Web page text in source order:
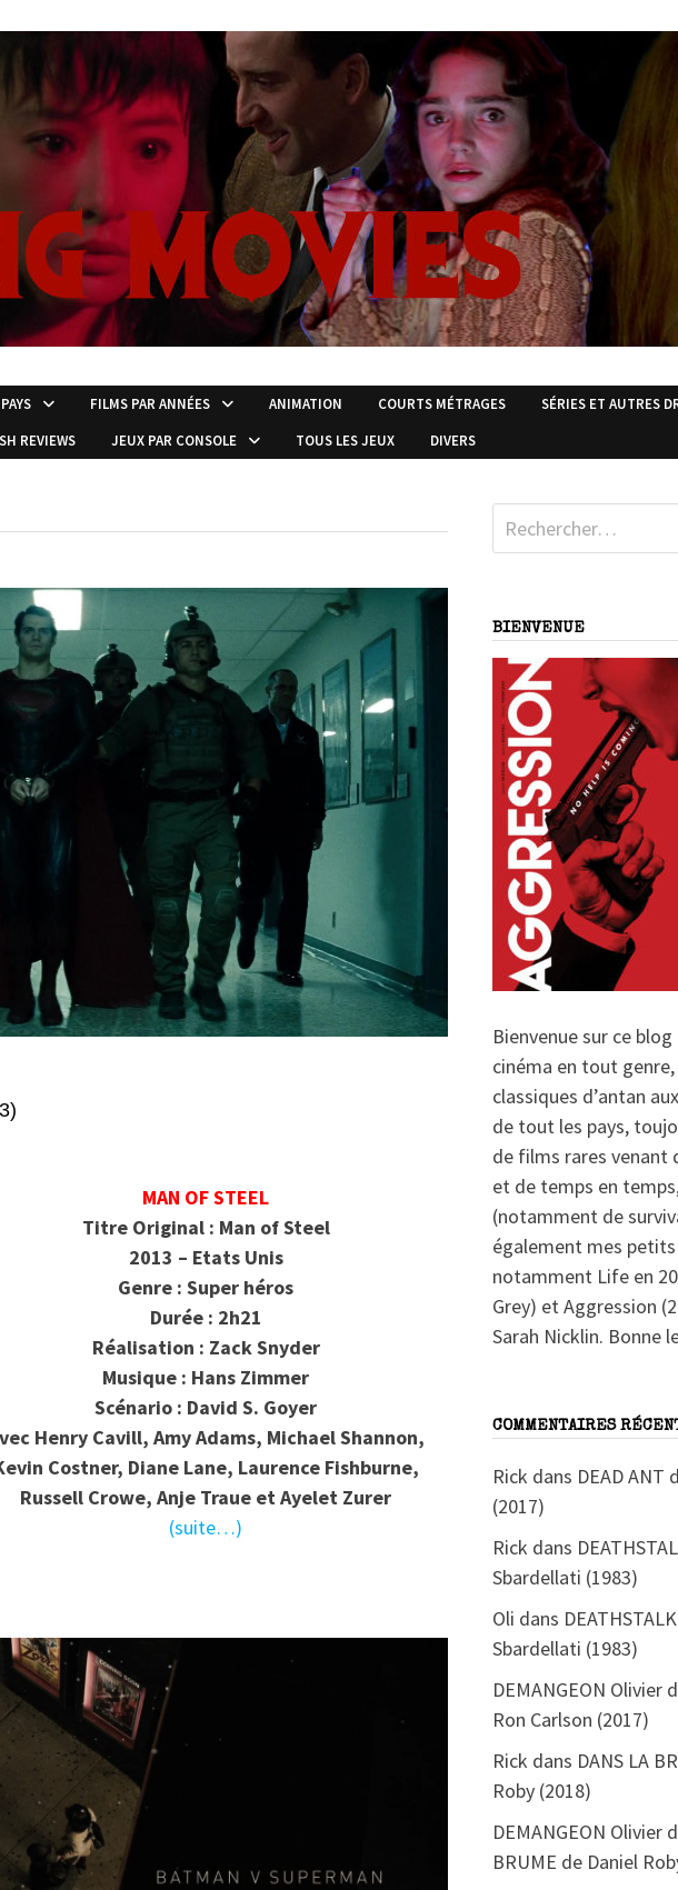
FILMS PAR ANNÉES ANIMATION COURTS MÉTRAGES
SÉRIES ET AUTRES
REVIEWS JEUX PAR CONSOLE TOUS LES JEUX DIVERS
MAN OF STEEL
Titre Original : Man of Steel
2013 – Etats Unis
Genre : Super héros
Durée : 2h21
Réalisation : Zack Snyder
Musique : Hans Zimmer
Scénario : David S. Goyer
Henry Cavill, Amy Adams, Michael Shannon,
Costner, Diane Lane, Laurence Fishburne,
Russell Crowe, Anje Traue et Ayelet Zurer
(suite…)
Rechercher :
BIENVENUE
Bienvenue sur ce
cinéma en tout
classiques d’antan
de tout les pays,
de films rares venant
et de temps en
(notamment de
également mes
notamment Life en
Grey) et Aggression
Sarah Nicklin. Bonne
COMMENTAIRES
Rick dans DEAD ANT
(2017)
Rick dans
Sbardellati (1983)
Oli dans
Sbardellati (1983)
DEMANGEON Olivier
Ron Carlson (2017)
Rick dans DANS LA
Roby (2018)
DEMANGEON Olivier
BRUME de Daniel